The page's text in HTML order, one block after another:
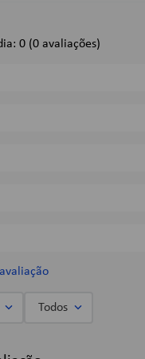
0 (0 avaliações)
Todos